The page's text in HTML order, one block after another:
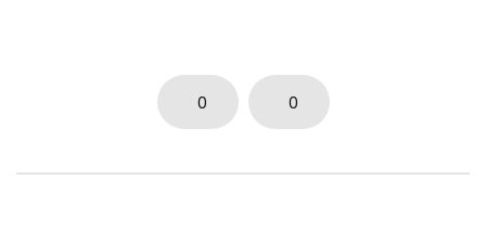
0 0